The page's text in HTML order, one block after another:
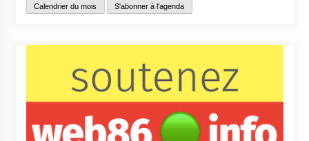
Calendrier du mois S'abonner à l'agenda